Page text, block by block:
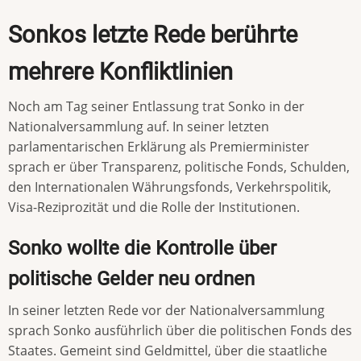
Sonkos letzte Rede berührte
mehrere Konfliktlinien
Noch am Tag seiner Entlassung trat Sonko in der
Nationalversammlung auf. In seiner letzten
parlamentarischen Erklärung als Premierminister
sprach er über Transparenz, politische Fonds, Schulden,
den Internationalen Währungsfonds, Verkehrspolitik,
Visa-Reziprozität und die Rolle der Institutionen.
Sonko wollte die Kontrolle über
politische Gelder neu ordnen
In seiner letzten Rede vor der Nationalversammlung
sprach Sonko ausführlich über die politischen Fonds des
Staates. Gemeint sind Geldmittel, über die staatliche